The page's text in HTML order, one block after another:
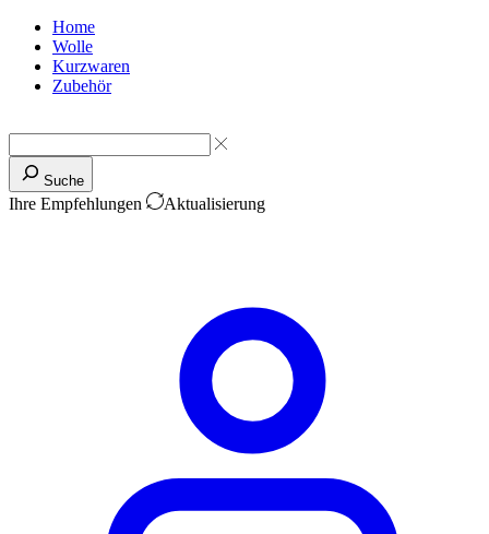
Home
Wolle
Kurzwaren
Zubehör
Suche
Ihre Empfehlungen Aktualisierung